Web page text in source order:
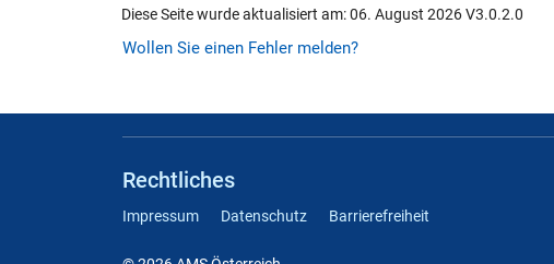
Diese Seite wurde aktualisiert am: 06. August 2026 V3.0.2.0
Wollen Sie einen Fehler melden?
Rechtliches
Impressum Datenschutz Barrierefreiheit